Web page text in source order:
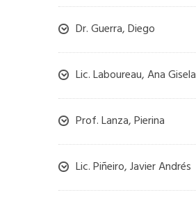
Dr. Guerra, Diego
Lic. Laboureau, Ana Gisela
Prof. Lanza, Pierina
Lic. Piñeiro, Javier Andrés